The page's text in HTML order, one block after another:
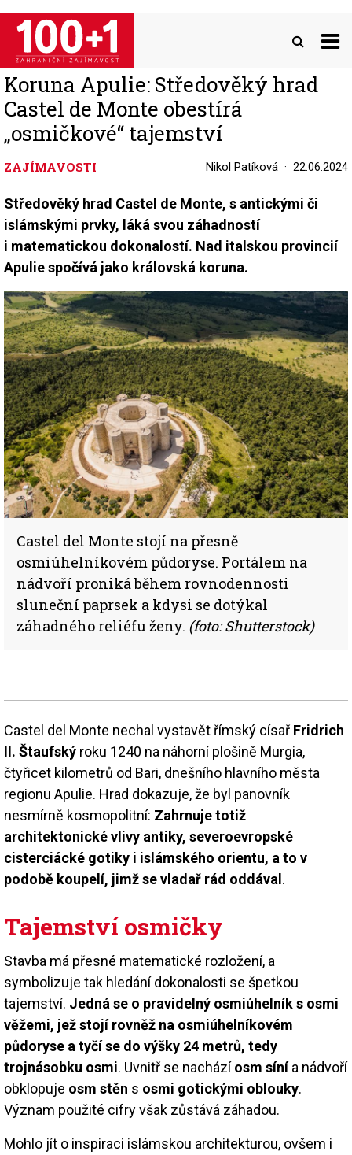
Přejít
hlavnímu
obsahu
Koruna Apulie: Středověký hrad
Castel de Monte obestírá
„osmičkové“ tajemství
ZAJÍMAVOSTI Nikol Patíková 22.06.2024
Středověký hrad Castel de Monte, s antickými či
islámskými prvky, láká svou záhadností
i matematickou dokonalostí. Nad italskou provincií
Apulie spočívá jako královská koruna.
Castel del Monte stojí na přesně
osmiúhelníkovém půdoryse. Portálem na
nádvoří proniká během rovnodennosti
sluneční paprsek a kdysi se dotýkal
záhadného reliéfu ženy. (foto: Shutterstock)
Castel del Monte nechal vystavět římský císař Fridrich
II. Štaufský roku 1240 na náhorní plošině Murgia,
čtyřicet kilometrů od Bari, dnešního hlavního města
regionu Apulie. Hrad dokazuje, že byl panovník
nesmírně kosmopolitní: Zahrnuje totiž
architektonické vlivy antiky, severoevropské
cisterciácké gotiky i islámského orientu, a to v
podobě koupelí, jimž se vladař rád oddával.
Tajemství osmičky
Stavba má přesné matematické rozložení, a
symbolizuje tak hledání dokonalosti se špetkou
tajemství. Jedná se o pravidelný osmiúhelník s osmi
věžemi, jež stojí rovněž na osmiúhelníkovém
půdoryse a tyčí se do výšky 24 metrů, tedy
trojnásobku osmi. Uvnitř se nacházíosm sínía nádvoří
obklopuje osm stěn s osmi gotickými oblouky.
Význam použité cifry však zůstává záhadou.
Mohlo jít o inspiraci islámskou architekturou, ovšem i